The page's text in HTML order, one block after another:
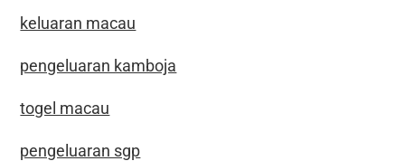
keluaran macau
pengeluaran kamboja
togel macau
pengeluaran sgp